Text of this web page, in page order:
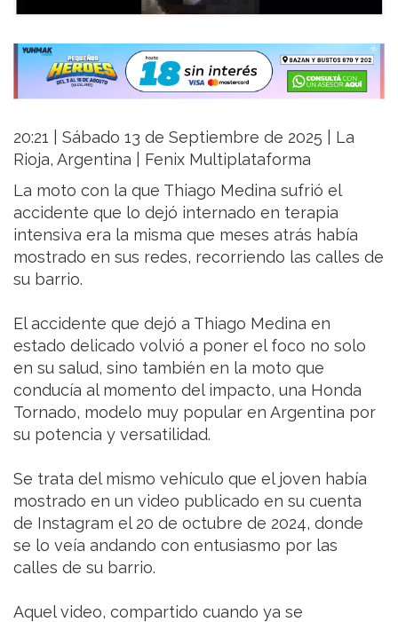
20:21 | Sábado 13 de Septiembre de 2025 | La
Rioja, Argentina | Fenix Multiplataforma
La moto con la que Thiago Medina sufrió el
accidente que lo dejó internado en terapia
intensiva era la misma que meses atrás había
mostrado en sus redes, recorriendo las calles de
su barrio.
El accidente que dejó a Thiago Medina en
estado delicado volvió a poner el foco no solo
en su salud, sino también en la moto que
conducía al momento del impacto, una Honda
Tornado, modelo muy popular en Argentina por
su potencia y versatilidad.
Se trata del mismo vehículo que el joven había
mostrado en un video publicado en su cuenta
de Instagram el 20 de octubre de 2024, donde
se lo veía andando con entusiasmo por las
calles de su barrio.
Aquel video, compartido cuando ya se